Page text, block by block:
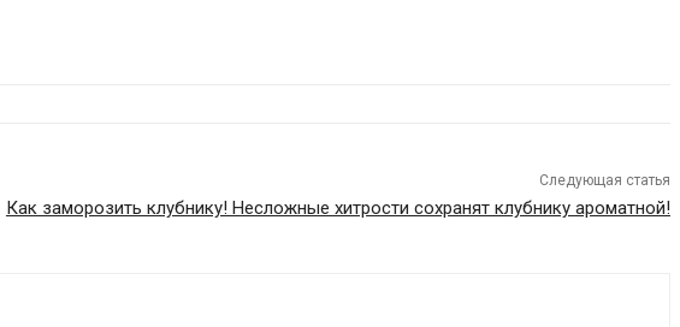
Следующая статья
Как заморозить клубнику! Несложные хитрости сохранят клубнику ароматной!